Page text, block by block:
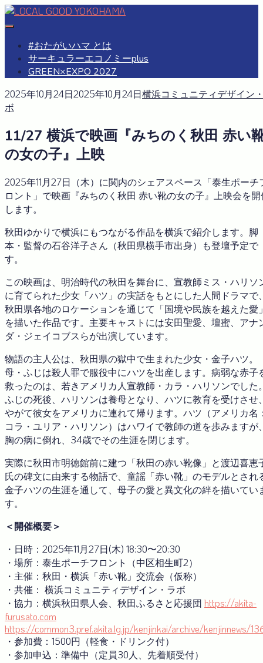
Skip
to
#おたがいハマ とは
サーキュラーエコノミーplus
GREEN×EXPO 2027
2025年10月24日2025年10月24日横浜コミュニティデザイン
ボ
11/27 横浜で映画『みちのく秋田 赤い
の女の子』上映
2025年11月27日（木）に関内のシェアスペース「泰生ポーチ
ロント」で映画『みちのく秋田 赤い靴の女の子』上映会を開
します。
秋田ゆかりで横浜にもつながる作品を横浜で紹介します。脚
本・監督の石谷洋子さん（秋田県横手市出身）も登壇予定で
す。​​
この映画は、明治時代の秋田を舞台に、宣教師ミス・ハリソ
に育てられた少女「ハツ」の実話をもとにした人間ドラマで
秋田県各地のロケーションを通じて「国境や民族を越えた愛
を描いた作品です。主要キャストには安田聖愛、壇蜜、アナ
ダ・ジェイコブスらが出演しています。
物語の主人公は、秋田県の獄中で生まれた少女・金子ハツ。
母・ふじは殺人罪で服役中にハツを出産します。病弱な赤子
救ったのは、若きアメリカ人宣教師・カラ・ハリソンでした
ふじの死後、ハリソンは養母となり、ハツに教育を受けさせ
やがて彼女をアメリカに連れて帰ります。ハツ（アメリカ名
コラ・ユリア・ハリソン）はハワイで教師の道を歩みますが
胸の病に倒れ、34歳でその生涯を閉じます。
実際に秋田市明徳館前に建つ「秋田の赤い靴像」と渡辺喜恵
氏の碑文に由来する物語で、童謡「赤い靴」のモデルとされ
金子ハツの生涯を通して、母子の愛と異文化の絆を描いてい
す。
＜開催概要＞
・日時：2025年11月27日(木) 18:30〜20:30
・場所：泰生ポーチフロント（中区相生町2）
・主催：秋田・横浜「赤い靴」交流会（仮称）
・共催： 横浜コミュニティデザイン・ラボ
・協力：横浜秋田県人会、秋田ふるさと応援団 https://akita-
furusato.com
https://common3.pref.akita.lg.jp/kenjinkai/archive/kenjinnews/
・参加費：1500円（軽食・ドリンク付）
・参加申込：準備中（定員30人、先着順受付）